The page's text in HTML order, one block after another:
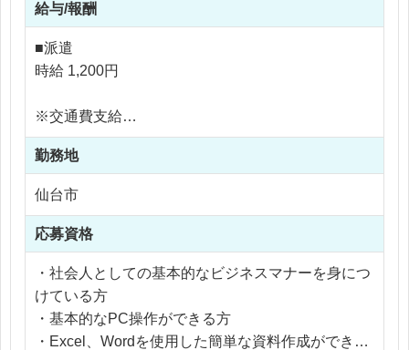
具体的には、
・既存のお客様への定期訪問
・広告や販促物に関するご要望のヒアリング
・見積書や提案資料などの作成
・お客様から伺った内容をクリエイターへ共有
・デザイナーなど制作担当者との打ち合わせ
・広告制作のスケジュール確認
・制作物の内容確認
・完成した広告物の納品対応
・担当案件の進捗管理
入社後すぐに一人でお客様を担当するわけではあり
ません。
まずは先輩社員との同行を通して、お客様の特徴や
給与/報酬
■派遣
時給 1,200円
※交通費支給
※残業なし
勤務地
仙台市
応募資格
・社会人としての基本的なビジネスマナーを身につ
けている方
・基本的なPC操作ができる方
・Excel、Wordを使用した簡単な資料作成ができる